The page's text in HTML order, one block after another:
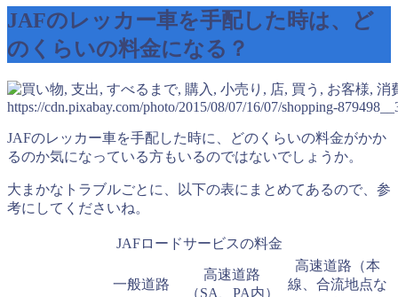
JAFのレッカー車を手配した時は、ど
のくらいの料金になる？
https://cdn.pixabay.com/photo/2015/08/07/16/07/shopping-
JAFのレッカー車を手配した時に、どのくらいの料金がかか
るのか気になっている方もいるのではないでしょうか。
大まかなトラブルごとに、以下の表にまとめてあるので、参
考にしてくださいね。
JAFロードサービスの料金
一般道路
高速道路
（SA、PA内）
高速道路（本
線、合流地点な